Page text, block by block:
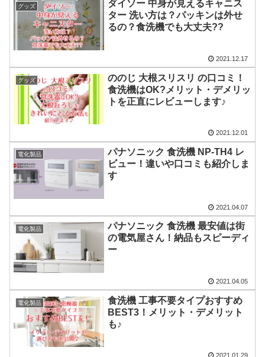
グッズ
ダイソー 中身が見えるキャニス
ター 洗い方は？パッキンは外せ
るの？食洗機でも大丈夫??
2021.12.17
グッズ
ののじ 大根スリスリ の口コミ！
食洗機はOK?メリット・デメリッ
トを正直にレビューします♪
2021.12.01
電化製品
パナソニック 食洗機 NP-TH4 レ
ビュー！違いや口コミも紹介しま
す
2021.04.07
電化製品
パナソニック 食洗機 最安値は街
の電気屋さん！納品もスピーディ
ー
2021.04.05
電化製品
食洗機 工事不要タイプおすすめ
BEST3！メリット・デメリット
も♪
2021.01.29